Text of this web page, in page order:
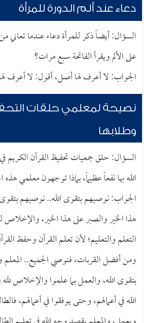
دعاء عند ألم الدورة للمرأة
السؤال: أيضاً ذكر للمرأة دعاء عندما تعاني
على الألم ويقرأ الفاتحة سبع مرات؟
الجواب: لا أعرف لها أصل، أقول: لا أعرف
نصيحة لمعلمي حلقات
وطلابها
السؤال: حلق جمعيات تحفيظ القرآن الكريم في
الله بها نفعاً عظيماً، بماذا توجهون معلمي
الجواب: نوصيهم بتقوى الله.. نوصيهم بتقوى
هذا الخير والصبر على هذا الخير،
التعلم والتعليم؛ لأن تعلم القرآن وحفظ
ومن أفضل القربات، فنوصي الجميع.. المعلم
بتقوى الله، والعمل بما علموا والإخلاص
الله في أعمالهم، وحتى يوفقوا في أعمالهم،